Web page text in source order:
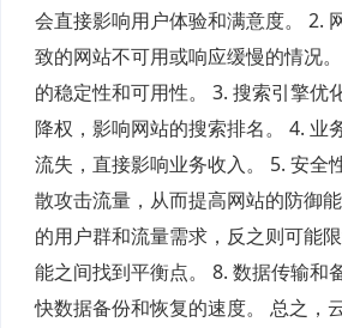
会直接影响用户体验和满意度。 2.
致的网站不可用或响应缓慢的情况
的稳定性和可用性。 3. 搜索引擎优
降权，影响网站的搜索排名。 4. 业
流失，直接影响业务收入。 5. 安全
散攻击流量，从而提高网站的防御
的用户群和流量需求，反之则可能
能之间找到平衡点。 8. 数据传输和
快数据备份和恢复的速度。 总之，